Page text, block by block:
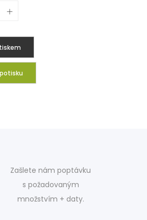
Zašlete nám poptávku
s požadovaným
množstvím + daty.